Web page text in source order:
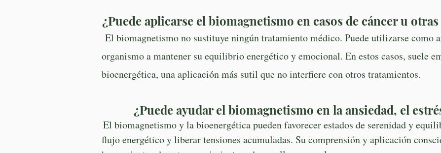
¿Puede aplicarse el biomagnetismo en casos de cáncer u
El biomagnetismo no sustituye ningún tratamiento médico. Puede utilizarse como
organismo a mantener su equilibrio energético y emocional. En estos casos, suele
bioenergética, una aplicación más sutil que no interfiere con otros tratamientos.
¿Puede ayudar el biomagnetismo en la ansiedad, el
El biomagnetismo y la bioenergética pueden favorecer estados de serenidad y
flujo energético y liberar tensiones acumuladas. Su comprensión y aplicación